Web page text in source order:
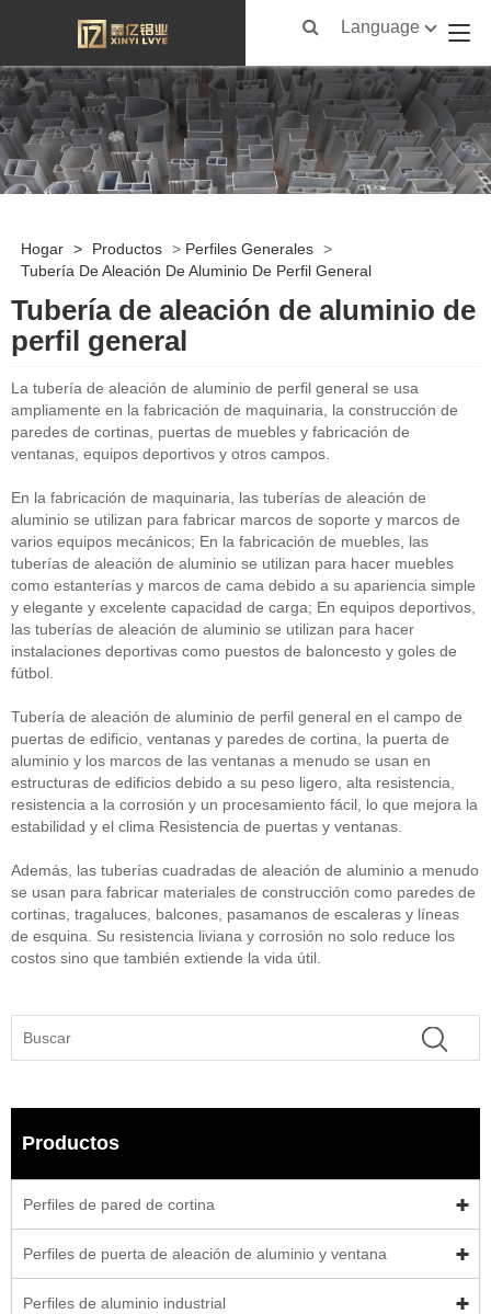
Language
Hogar > Productos > Perfiles Generales >
Tubería De Aleación De Aluminio De Perfil General
Tubería de aleación de aluminio de
perfil general
La tubería de aleación de aluminio de perfil general se usa
ampliamente en la fabricación de maquinaria, la construcción de
paredes de cortinas, puertas de muebles y fabricación de
ventanas, equipos deportivos y otros campos.
En la fabricación de maquinaria, las tuberías de aleación de
aluminio se utilizan para fabricar marcos de soporte y marcos de
varios equipos mecánicos; En la fabricación de muebles, las
tuberías de aleación de aluminio se utilizan para hacer muebles
como estanterías y marcos de cama debido a su apariencia simple
y elegante y excelente capacidad de carga; En equipos deportivos,
las tuberías de aleación de aluminio se utilizan para hacer
instalaciones deportivas como puestos de baloncesto y goles de
fútbol.
Tubería de aleación de aluminio de perfil general en el campo de
puertas de edificio, ventanas y paredes de cortina, la puerta de
aluminio y los marcos de las ventanas a menudo se usan en
estructuras de edificios debido a su peso ligero, alta resistencia,
resistencia a la corrosión y un procesamiento fácil, lo que mejora la
estabilidad y el clima Resistencia de puertas y ventanas.
Además, las tuberías cuadradas de aleación de aluminio a menudo
se usan para fabricar materiales de construcción como paredes de
cortinas, tragaluces, balcones, pasamanos de escaleras y líneas
de esquina. Su resistencia liviana y corrosión no solo reduce los
costos sino que también extiende la vida útil.
Productos
Perfiles de pared de cortina
Perfiles de puerta de aleación de aluminio y ventana
Perfiles de aluminio industrial